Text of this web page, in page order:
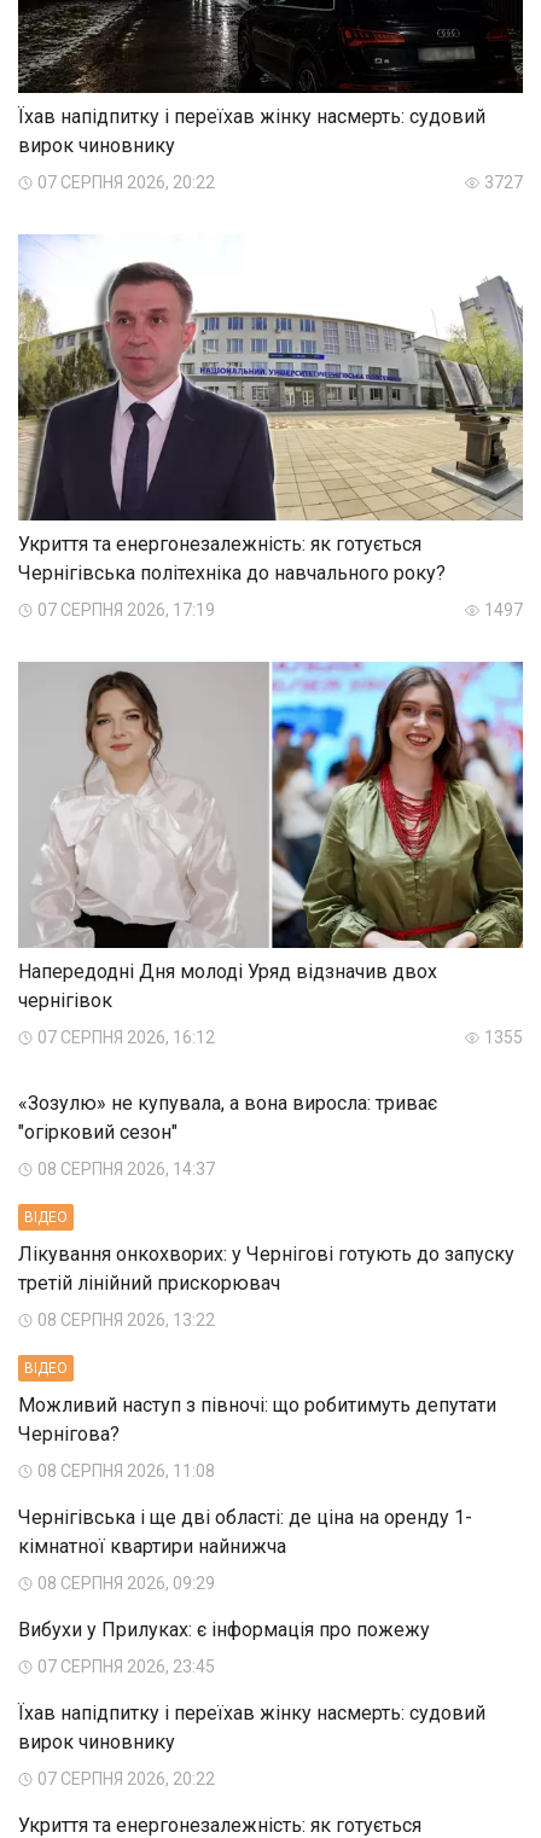
Їхав напідпитку і переїхав жінку насмерть: судовий
вирок чиновнику
07 СЕРПНЯ 2026, 20:22 3727
Укриття та енергонезалежність: як готується
Чернігівська політехніка до навчального року?
07 СЕРПНЯ 2026, 17:19 1497
Напередодні Дня молоді Уряд відзначив двох
чернігівок
07 СЕРПНЯ 2026, 16:12 1355
«Зозулю» не купувала, а вона виросла: триває
"огірковий сезон"
08 СЕРПНЯ 2026, 14:37
ВIДЕО
Лікування онкохворих: у Чернігові готують до запуску
третій лінійний прискорювач
08 СЕРПНЯ 2026, 13:22
ВIДЕО
Можливий наступ з півночі: що робитимуть депутати
Чернігова?
08 СЕРПНЯ 2026, 11:08
Чернігівська і ще дві області: де ціна на оренду 1-
кімнатної квартири найнижча
08 СЕРПНЯ 2026, 09:29
Вибухи у Прилуках: є інформація про пожежу
07 СЕРПНЯ 2026, 23:45
Їхав напідпитку і переїхав жінку насмерть: судовий
вирок чиновнику
07 СЕРПНЯ 2026, 20:22
Укриття та енергонезалежність: як готується